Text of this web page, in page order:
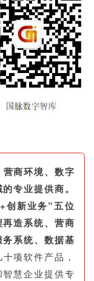
商环境、数字
专业提供商。
创新业务”五位
造系统、营商
系统、数据基
十项软件产品，
慧企业提供专